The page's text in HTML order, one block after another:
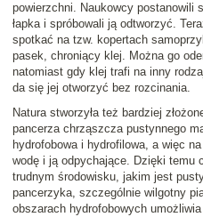
powierzchni. Naukowcy postanowili
łapka i spróbowali ją odtworzyć.
spotkać na tzw. kopertach
pasek, chroniący klej. Można go
natomiast gdy klej trafi na inny
da się jej otworzyć bez rozcinania.
Natura stworzyła też bardziej
pancerza chrząszcza pustynnego
hydrofobowa i hydrofilowa, a więc
wodę i ją odpychające. Dzięki temu
trudnym środowisku, jakim jest
pancerzyka, szczególnie wilgotny
obszarach hydrofobowych